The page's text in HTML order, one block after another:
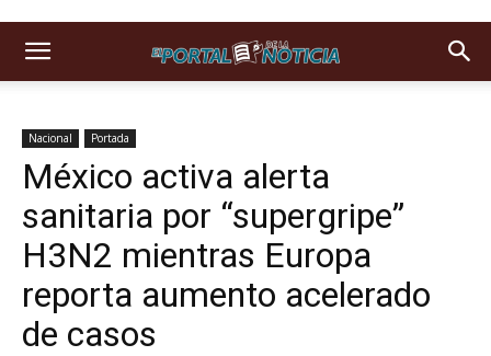
Nacional Portada
México activa alerta
sanitaria por “supergripe”
H3N2 mientras Europa
reporta aumento acelerado
de casos